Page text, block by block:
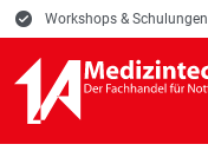
E Workshops & Schulungen